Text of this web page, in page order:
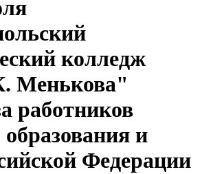
колледж
Менькова"
работников
и
Федерации